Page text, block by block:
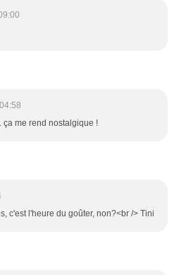
ça me rend nostalgique !
c'est l'heure du goûter, non?<br /> Tini